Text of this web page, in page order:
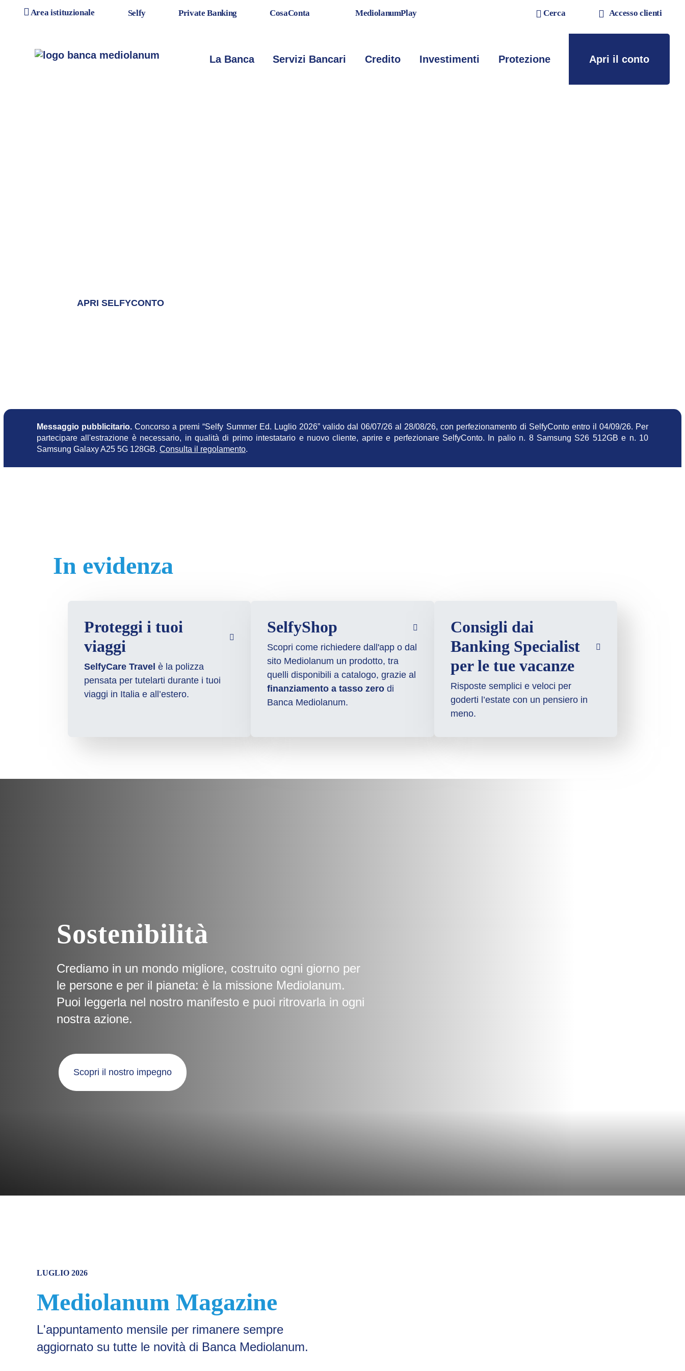
Area istituzionale Selfy Private Banking CosaConta MediolanumPlay Cerca Accesso clienti
La Banca Servizi Bancari Credito Investimenti Protezione Apri il conto
APRI SELFYCONTO
Messaggio pubblicitario. Concorso a premi “Selfy Summer Ed. Luglio 2026” valido dal 06/07/26 al 28/08/26, con perfezionamento di SelfyConto entro il 04/09/26. Per
partecipare all'estrazione è necessario, in qualità di primo intestatario e nuovo cliente, aprire e perfezionare SelfyConto. In palio n. 8 Samsung S26 512GB e n. 10
Samsung Galaxy A25 5G 128GB. Consulta il regolamento.
In evidenza
Proteggi i tuoi
viaggi
SelfyCare Travel è la polizza
pensata per tutelarti durante i tuoi
viaggi in Italia e all’estero.
SelfyShop
Scopri come richiedere dall'app o dal
sito Mediolanum un prodotto, tra
quelli disponibili a catalogo, grazie al
finanziamento a tasso zero di
Banca Mediolanum.
Consigli dai
Banking Specialist
per le tue vacanze
Risposte semplici e veloci per
goderti l’estate con un pensiero in
meno.
Sostenibilità
Crediamo in un mondo migliore, costruito ogni giorno per
le persone e per il pianeta: è la missione Mediolanum.
Puoi leggerla nel nostro manifesto e puoi ritrovarla in ogni
nostra azione.
Scopri il nostro impegno
LUGLIO 2026
Mediolanum Magazine
L'appuntamento mensile per rimanere sempre
aggiornato su tutte le novità di Banca Mediolanum.